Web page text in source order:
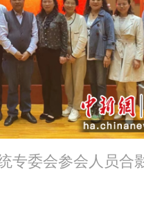
专委会参会人员合